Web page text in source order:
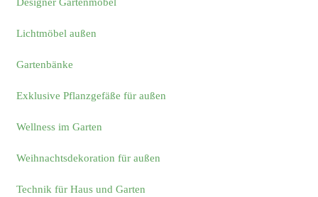
Lichtmöbel außen
Gartenbänke
Exklusive Pflanzgefäße für außen
Wellness im Garten
Weihnachtsdekoration für außen
Technik für Haus und Garten